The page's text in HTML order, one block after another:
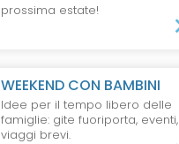
prossima estate!
WEEKEND CON BAMBINI
Idee per il tempo libero delle
famiglie: gite fuoriporta, eventi,
viaggi brevi.